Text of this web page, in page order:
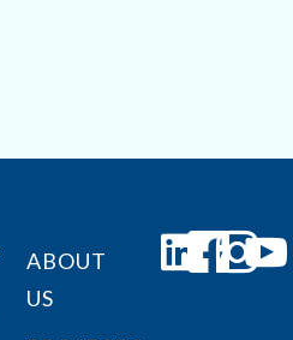
ABOUT
US